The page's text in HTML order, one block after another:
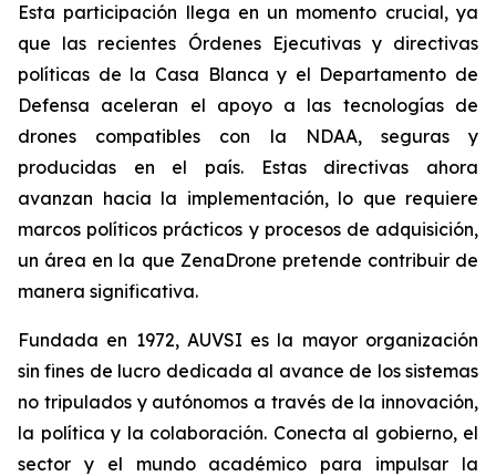
Esta participación llega en un momento crucial, ya
que las recientes Órdenes Ejecutivas y directivas
políticas de la Casa Blanca y el Departamento de
Defensa aceleran el apoyo a las tecnologías de
drones compatibles con la NDAA, seguras y
producidas en el país. Estas directivas ahora
avanzan hacia la implementación, lo que requiere
marcos políticos prácticos y procesos de adquisición,
un área en la que ZenaDrone pretende contribuir de
manera significativa.
Fundada en 1972, AUVSI es la mayor organización
sin fines de lucro dedicada al avance de los sistemas
no tripulados y autónomos a través de la innovación,
la política y la colaboración. Conecta al gobierno, el
sector y el mundo académico para impulsar la